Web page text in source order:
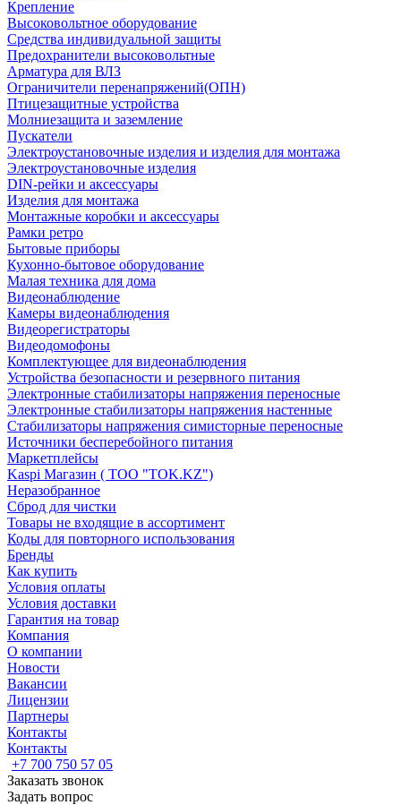
Крепление
Высоковольтное оборудование
Средства индивидуальной защиты
Предохранители высоковольтные
Арматура для ВЛЗ
Ограничители перенапряжений(ОПН)
Птицезащитные устройства
Молниезащита и заземление
Пускатели
Электроустановочные изделия и изделия для монтажа
Электроустановочные изделия
DIN-рейки и аксессуары
Изделия для монтажа
Монтажные коробки и аксессуары
Рамки ретро
Бытовые приборы
Кухонно-бытовое оборудование
Малая техника для дома
Видеонаблюдение
Камеры видеонаблюдения
Видеорегистраторы
Видеодомофоны
Комплектующее для видеонаблюдения
Устройства безопасности и резервного питания
Электронные стабилизаторы напряжения переносные
Электронные стабилизаторы напряжения настенные
Стабилизаторы напряжения симисторные переносные
Источники бесперебойного питания
Маркетплейсы
Kaspi Магазин ( ТОО "TOK.KZ")
Неразобранное
Сброд для чистки
Товары не входящие в ассортимент
Коды для повторного использования
Бренды
Как купить
Условия оплаты
Условия доставки
Гарантия на товар
Компания
О компании
Новости
Вакансии
Лицензии
Партнеры
Контакты
Контакты
+7 700 750 57 05
Заказать звонок
Задать вопрос